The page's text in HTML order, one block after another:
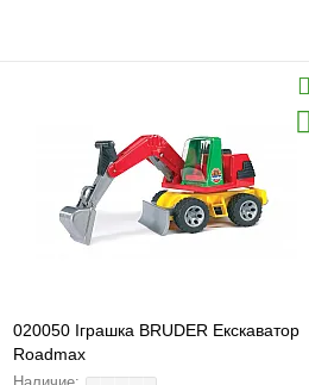
020050 Іграшка BRUDER Екскаватор
Roadmax